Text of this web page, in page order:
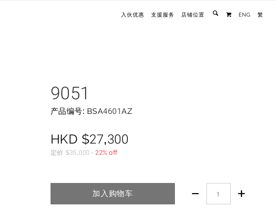
入伙优惠 支援服务 店铺位置  ENG 繁
9051
产品编号: BSA4601AZ
HKD $27,300
定价 $35,000 -22% off
加入购物车  